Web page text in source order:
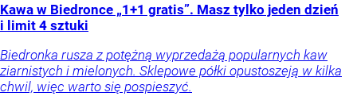
Kawa w Biedronce „1+1 gratis”. Masz tylko jeden dzień
i limit 4 sztuki
Biedronka rusza z potężną wyprzedażą popularnych kaw
ziarnistych i mielonych. Sklepowe półki opustoszeją w kilka
chwil, więc warto się pospieszyć.